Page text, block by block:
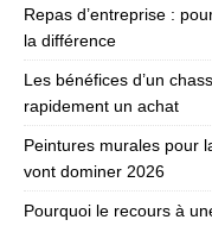
Repas d’entreprise :
la différence
Les bénéfices d’un
rapidement un achat
Peintures murales pour
vont dominer 2026
Pourquoi le recours à